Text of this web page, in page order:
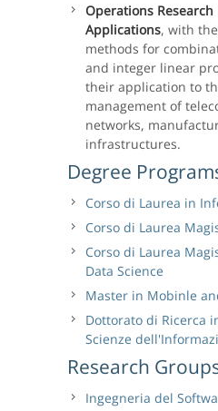
Operations
Applications, with
methods for
and integer linear
their application to
management of
networks,
infrastructures.
Degree
Corso di Laurea in
Corso di Laurea
Corso di Laurea
Data Science
Master in Mobinle
Dottorato di Ricerca
Scienze
Research
Ingegneria del